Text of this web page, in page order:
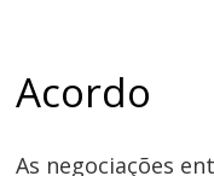
Acordo
As negociações